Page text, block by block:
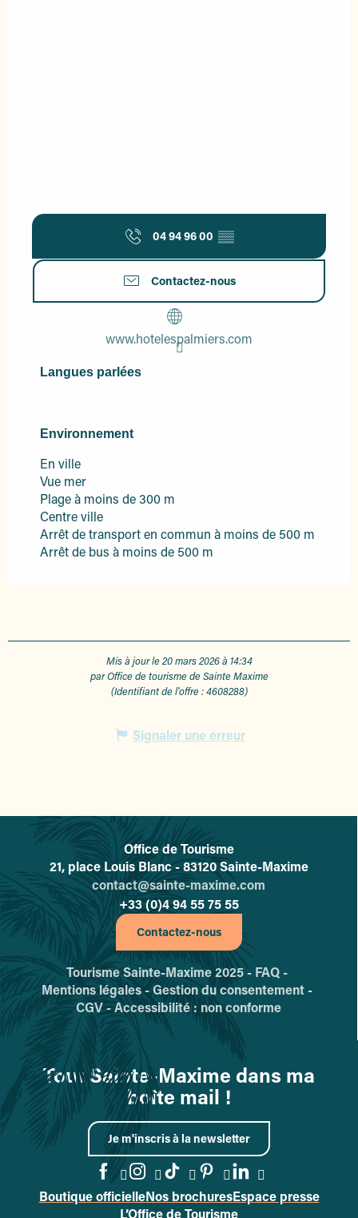
04 94 96 00 ▒▒
Contactez-nous
www.hotelespalmiers.com
Langues parlées
Langues parlées
Environnement
Environnement
En ville
Vue mer
Plage à moins de 300 m
Centre ville
Arrêt de transport en commun à moins de 500 m
Arrêt de bus à moins de 500 m
Mis à jour le 20 mars 2026 à 14:34
par Office de tourisme de Sainte Maxime
(Identifiant de l'offre :4608288)
Signaler une erreur
L'office de tourisme de Sainte-
Office de Tourisme
21, place Louis Blanc - 83120 Sainte-Maxime
contact@sainte-maxime.com
+33 (0)4 94 55 75 55
Contactez-nous
Tourisme Sainte-Maxime 2025 - FAQ -
Mentions légales -Gestion du consentement -
CGV -Accessibilité : non conforme
Tout Sainte-Maxime dans ma
boîte mail !
Je m'inscris à la newsletter
Accéder à la page Facebook
Accéder à la page
Accéder à la page
Accéder à la
Accéder à la
Boutique officielleNos brochuresEspace presse
L’Office de Tourisme